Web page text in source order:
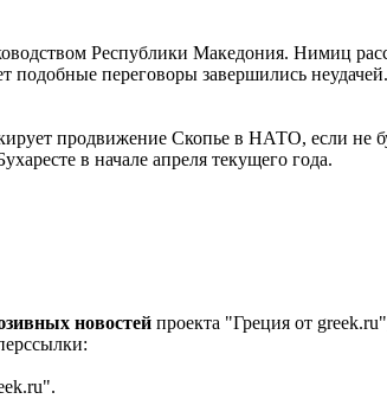
Республики Македония. Нимиц
переговоры завершились
продвижение Скопье в НАТО, если не
в начале апреля текущего года.
новостей проекта "Греция от